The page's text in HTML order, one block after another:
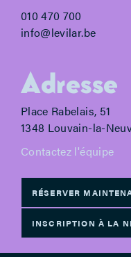
010 470 700
info@levilar.be
Adresse
Place Rabelais, 51
1348 Louvain-la-
Contactez l'équipe
RÉSERVER
INSCRIPTION À LA